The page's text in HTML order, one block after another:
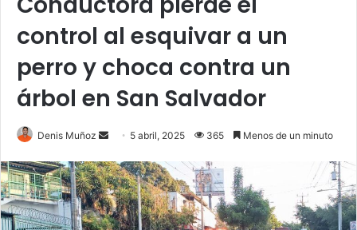
control al esquivar a un
perro y choca contra un
árbol en San Salvador
Denis Muñoz
Send
email
5 abril, 2025 365 Menos de un minuto